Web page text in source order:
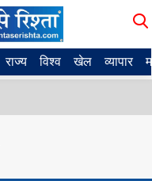
राज्य विश्व खेल व्यापार